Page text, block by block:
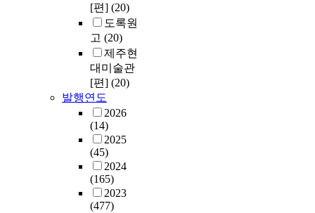
[편] (20)
도록원
고 (20)
제주현
대미술관
[편] (20)
발행연도
2026
(14)
2025
(45)
2024
(165)
2023
(477)